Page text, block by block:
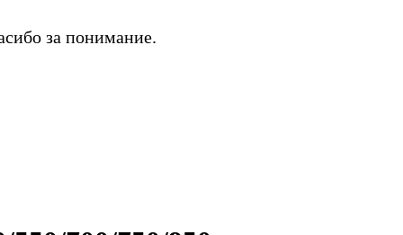
за понимание.